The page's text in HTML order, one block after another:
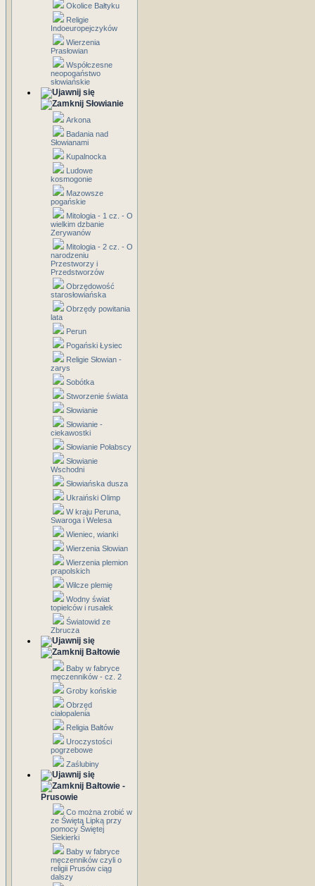
Okolice Bałtyku
Religie
Indoeuropejczyków
Wierzenia
Prasłowian
Współczesne
neopogaństwo
słowiańskie
Słowianie
Arkona
Badania nad
Słowianami
Kupalnocka
Ludowe
kosmogonie
Mazowsze
pogańskie
Mitologia - 1 cz. - O
wielkim dzbanie
Zerywanów
Mitologia - 2 cz. - O
narodzeniu
Przestworzy i
Przedstworzów
Obrzędowość
starosłowiańska
Obrzędy powitania
lata
Perun
Pogański Łysiec
Religie Słowian -
zarys
Sobótka
Stworzenie świata
Słowianie
Słowianie -
ciekawostki
Słowianie Połabscy
Słowianie
Wschodni
Słowiańska dusza
Ukraiński Olimp
W kraju Peruna,
Swaroga i Welesa
Wieniec, wianki
Wierzenia Słowian
Wierzenia plemion
prapolskich
Wilcze plemię
Wodny świat
topielców i rusałek
Światowid ze
Zbrucza
Bałtowie
Baby w fabryce
męczenników - cz. 2
Groby końskie
Obrzęd
ciałopalenia
Religia Bałtów
Uroczystości
pogrzebowe
Zaślubiny
Bałtowie -
Prusowie
Co można zrobić w
ze Świętą Lipką przy
pomocy Świętej
Siekierki
Baby w fabryce
męczenników czyli o
religii Prusów ciąg
dalszy